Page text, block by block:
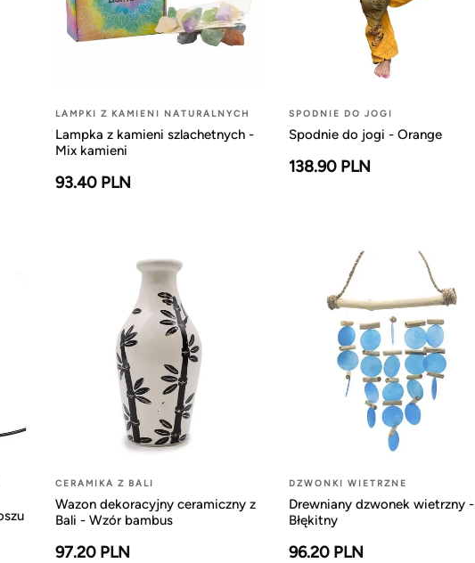
LAMPKI Z KAMIENI NATURALNYCH
Lampka z kamieni szlachetnych -
Mix kamieni
93.40 PLN
SPODNIE DO JOGI
Spodnie do jogi - Orange
138.90 PLN
CERAMIKA Z BALI
Wazon dekoracyjny ceramiczny z
Bali - Wzór bambus
97.20 PLN
DZWONKI WIETRZNE
Drewniany dzwonek wietrzny -
Błękitny
96.20 PLN